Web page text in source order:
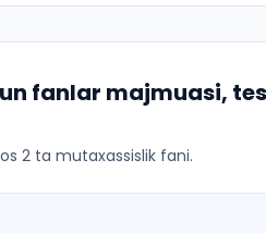
fanlar majmuasi,
2 ta mutaxassislik fani.